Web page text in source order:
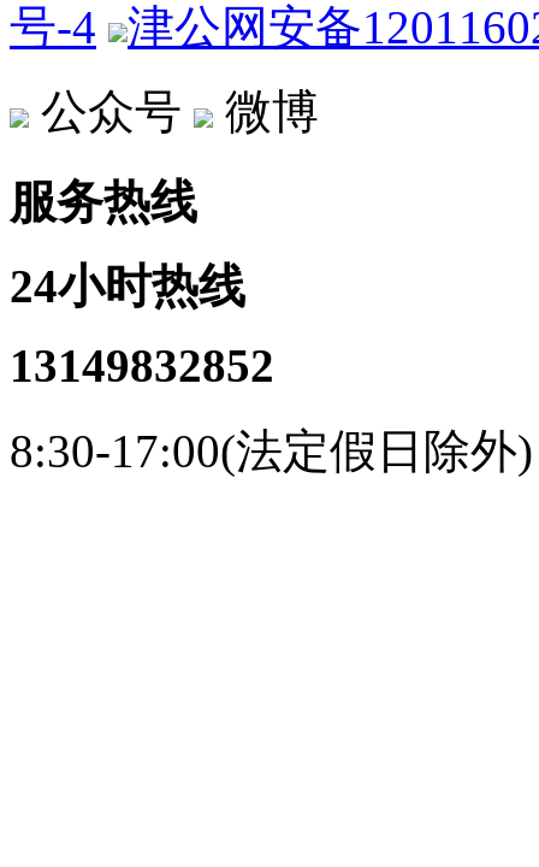
号-4
津公网安备
公众号
微博
服务热线
24小时热线
13149832852
8:30-17:00(法定假日除外)